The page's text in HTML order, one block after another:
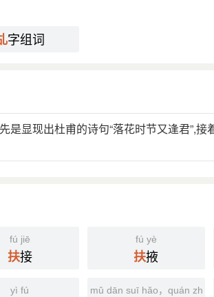
字组词
是显现出杜甫的诗句“落花时节又逢君”,接
fú jiē
扶接
fú yè
扶掖
yì fú mǔ dān suī hǎo，quán